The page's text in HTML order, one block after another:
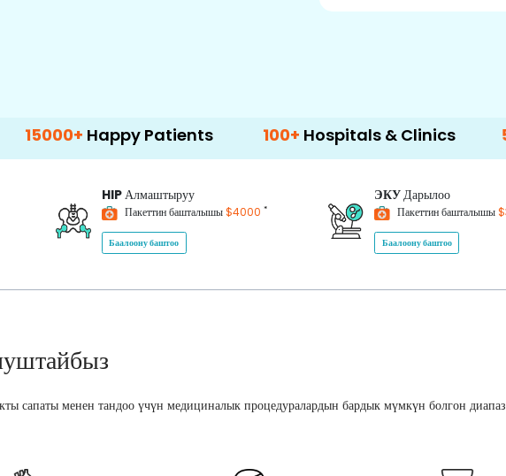
Happy Patients 100+ Hospitals & Clinics 500+
HIPАлмаштыруу
Пакеттин башталышы$4000 *
Баалоону баштоо
ЭКУДарылоо
Пакеттин башталышы
Баалоону баштоо
сапаты менен тандоо үчүн медициналык процедуралардын бардык мүмкүн болгон